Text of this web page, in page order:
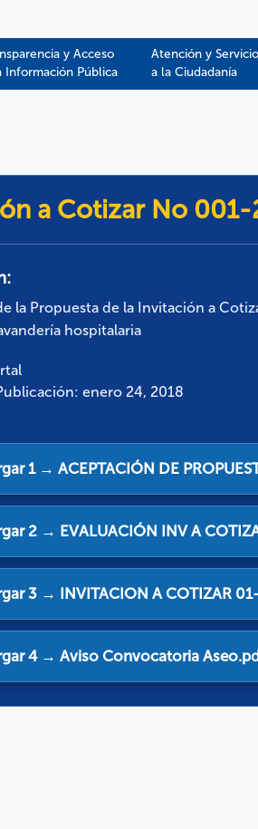
y Acceso
Información Pública​​
Atención y Servicio
a la Ciudadanía
a Cotizar No 001-
la Propuesta de la Invitación a
hospitalaria
enero 24, 2018
1 → ACEPTACIÓN DE
2 → EVALUACIÓN INV A
3 → INVITACION A COTIZAR
4 → Aviso Convocatoria